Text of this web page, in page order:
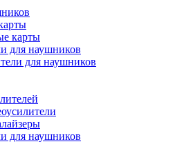
карты
для наушников
для наушников
для наушников